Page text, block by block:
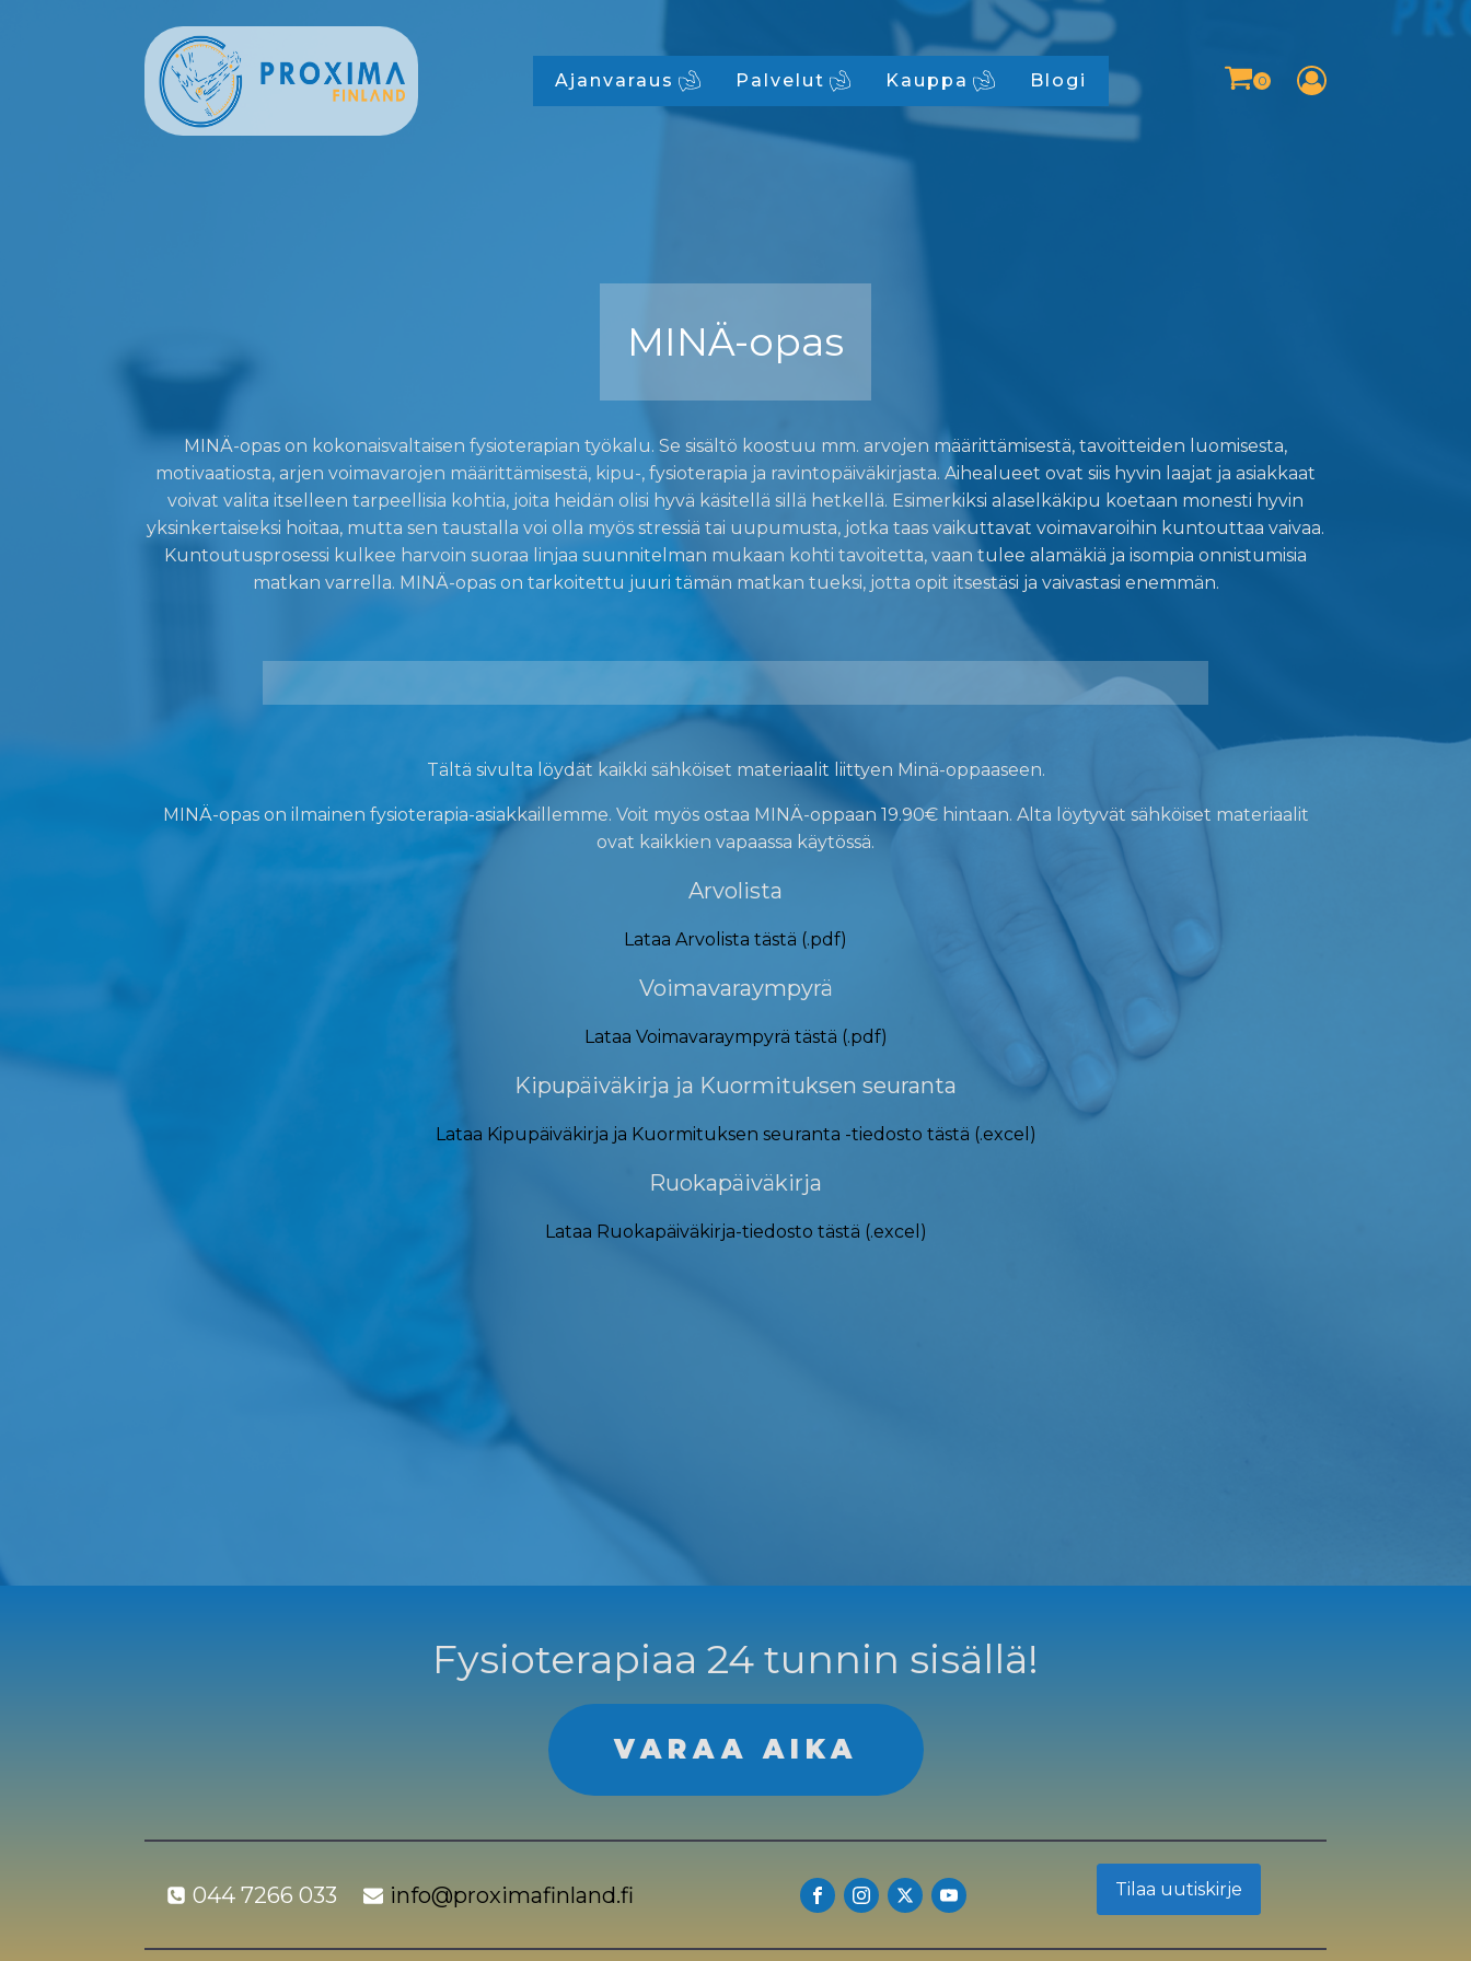
Ajanvaraus Palvelut Kauppa Blogi
MINÄ-opas
MINÄ-opas on kokonaisvaltaisen fysioterapian työkalu. Se sisältö koostuu mm. arvojen määrittämisestä, tavoitteiden luomisesta,
motivaatiosta, arjen voimavarojen määrittämisestä, kipu-, fysioterapia ja ravintopäiväkirjasta. Aihealueet ovat siis hyvin laajat ja asiakkaat
voivat valita itselleen tarpeellisia kohtia, joita heidän olisi hyvä käsitellä sillä hetkellä. Esimerkiksi alaselkäkipu koetaan monesti hyvin
yksinkertaiseksi hoitaa, mutta sen taustalla voi olla myös stressiä tai uupumusta, jotka taas vaikuttavat voimavaroihin kuntouttaa vaivaa.
Kuntoutusprosessi kulkee harvoin suoraa linjaa suunnitelman mukaan kohti tavoitetta, vaan tulee alamäkiä ja isompia onnistumisia
matkan varrella. MINÄ-opas on tarkoitettu juuri tämän matkan tueksi, jotta opit itsestäsi ja vaivastasi enemmän.
Tältä sivulta löydät kaikki sähköiset materiaalit liittyen Minä-oppaaseen.
MINÄ-opas on ilmainen fysioterapia-asiakkaillemme. Voit myös ostaa MINÄ-oppaan 19.90€ hintaan. Alta löytyvät sähköiset materiaalit
ovat kaikkien vapaassa käytössä.
Arvolista
Lataa Arvolista tästä (.pdf)
Voimavaraympyrä
Lataa Voimavaraympyrä tästä (.pdf)
Kipupäiväkirja ja Kuormituksen seuranta
Lataa Kipupäiväkirja ja Kuormituksen seuranta -tiedosto tästä (.excel)
Ruokapäiväkirja
Lataa Ruokapäiväkirja-tiedosto tästä (.excel)
Fysioterapiaa 24 tunnin sisällä!
VARAA AIKA
044 7266 033 info@proximafinland.fi Tilaa uutiskirje